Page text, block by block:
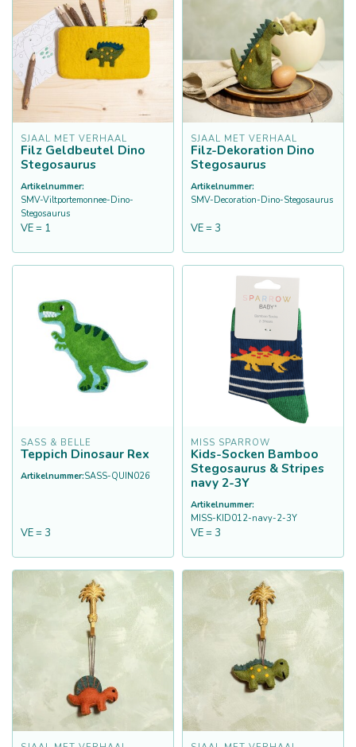
SJAAL MET VERHAAL
Filz Geldbeutel Dino
Stegosaurus
Artikelnummer:
SMV-Viltportemonnee-Dino-
Stegosaurus
VE = 1
SJAAL MET VERHAAL
Filz-Dekoration Dino
Stegosaurus
Artikelnummer:
SMV-Decoration-Dino-Stegosaurus
VE = 3
SASS & BELLE
Teppich Dinosaur Rex
Artikelnummer:SASS-QUIN026
VE = 3
MISS SPARROW
Kids-Socken Bamboo
Stegosaurus & Stripes
navy 2-3Y
Artikelnummer:
MISS-KID012-navy-2-3Y
VE = 3